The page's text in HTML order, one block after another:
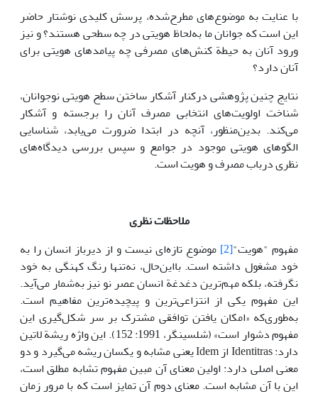
با عنایت به موضوع‌های مطرح‌شده، پرسش کلیدی نوشتار حاضر
این است که جوانان ما به‌لحاظ هویتی در چه سطحی هستند؟ و نیز
ورود آنان به حیطة کنش‌های مصرفی چه پیامدهای هویتی برای
آنان دارد؟
نتایج چنین پژوهشی درکنار آشکار ساختن سطح هویتی نوجوانان،
شناخت اولویت‌های انتخابی مصرف آنان را برجسته و آشکار
می‌کند. بدین‌منظور، آنچه در ابتدا ضرورت می‌یابد، شناسایی
الگو‌های هویتی موجود در جوامع و سپس بررسی دیدگاه‌های
نظری درباب مصرف و هویت است.
ملاحظات نظری
مفهوم "هویت"[2] موضوع تازه‌ای نیست و از دیرباز انسان را به
خود مشغول داشته است. بااین‌حال، نه‌تنها رنگ کهنگی به خود
نگرفته، بلکه مهم‌ترین دغدغة انسان عصر نو نیز به‌شمار می‌آید.
این مفهوم یکی از انتزاعی‌ترین و پیچیده‌ترین مفاهیم است.
به‌طوری‌که «امکان یافتن توافقی مشترک بر سر شکل‌گیری این
مفهوم دشوار است» (شلسینگر، 1991: 152). این واژه ریشة لاتین
دارد: Identitras از Idem یعنی مشابه و یکسان ریشه می‌گیرد و دو
معنی اصلی دارد: اولین معنای آن مبین مفهوم تشابه مطلق است،
این با آن مشابه است. معنای دوم آن تمایز است که با مرور زمان